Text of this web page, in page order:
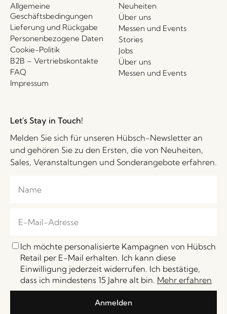
Allgemeine
Geschäftsbedingungen
Lieferung und Rückgabe
Personenbezogene Daten
Cookie-Politik
B2B – Vertriebskontakte
FAQ
Impressum
Neuheiten
Über uns
Messen und Events
Stories
Jobs
Über uns
Messen und Events
Let's Stay in Touch!
Melden Sie sich für unseren Hübsch-Newsletter an
und gehören Sie zu den Ersten, die von Neuheiten,
Sales, Veranstaltungen und Sonderangebote erfahren.
Ich möchte personalisierte Kampagnen von Hübsch
Retail per E-Mail erhalten. Ich kann diese
Einwilligung jederzeit widerrufen. Ich bestätige,
dass ich mindestens 15 Jahre alt bin. Mehr erfahren
Anmelden